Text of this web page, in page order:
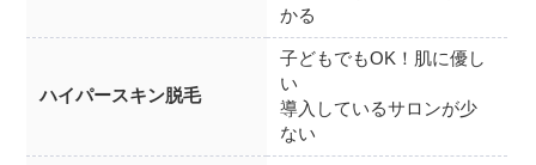
かる
ハイパースキン脱毛
子どもでもOK！肌に優し
い
導入しているサロンが少
ない